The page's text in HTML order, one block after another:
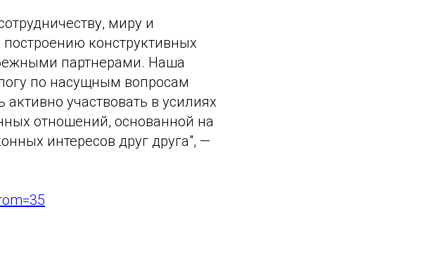
миру и
конструктивных
партнерами. Наша
по насущным вопросам
участвовать в усилиях
отношений, основанной на
интересов друг друга", —